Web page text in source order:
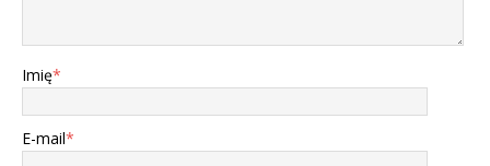
Imię*
E-mail*